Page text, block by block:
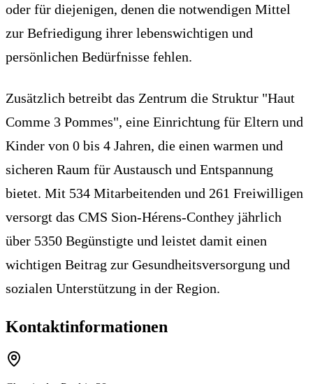
oder für diejenigen, denen die notwendigen Mittel
zur Befriedigung ihrer lebenswichtigen und
persönlichen Bedürfnisse fehlen.
Zusätzlich betreibt das Zentrum die Struktur "Haut
Comme 3 Pommes", eine Einrichtung für Eltern und
Kinder von 0 bis 4 Jahren, die einen warmen und
sicheren Raum für Austausch und Entspannung
bietet. Mit 534 Mitarbeitenden und 261 Freiwilligen
versorgt das CMS Sion-Hérens-Conthey jährlich
über 5350 Begünstigte und leistet damit einen
wichtigen Beitrag zur Gesundheitsversorgung und
sozialen Unterstützung in der Region.
Kontaktinformationen